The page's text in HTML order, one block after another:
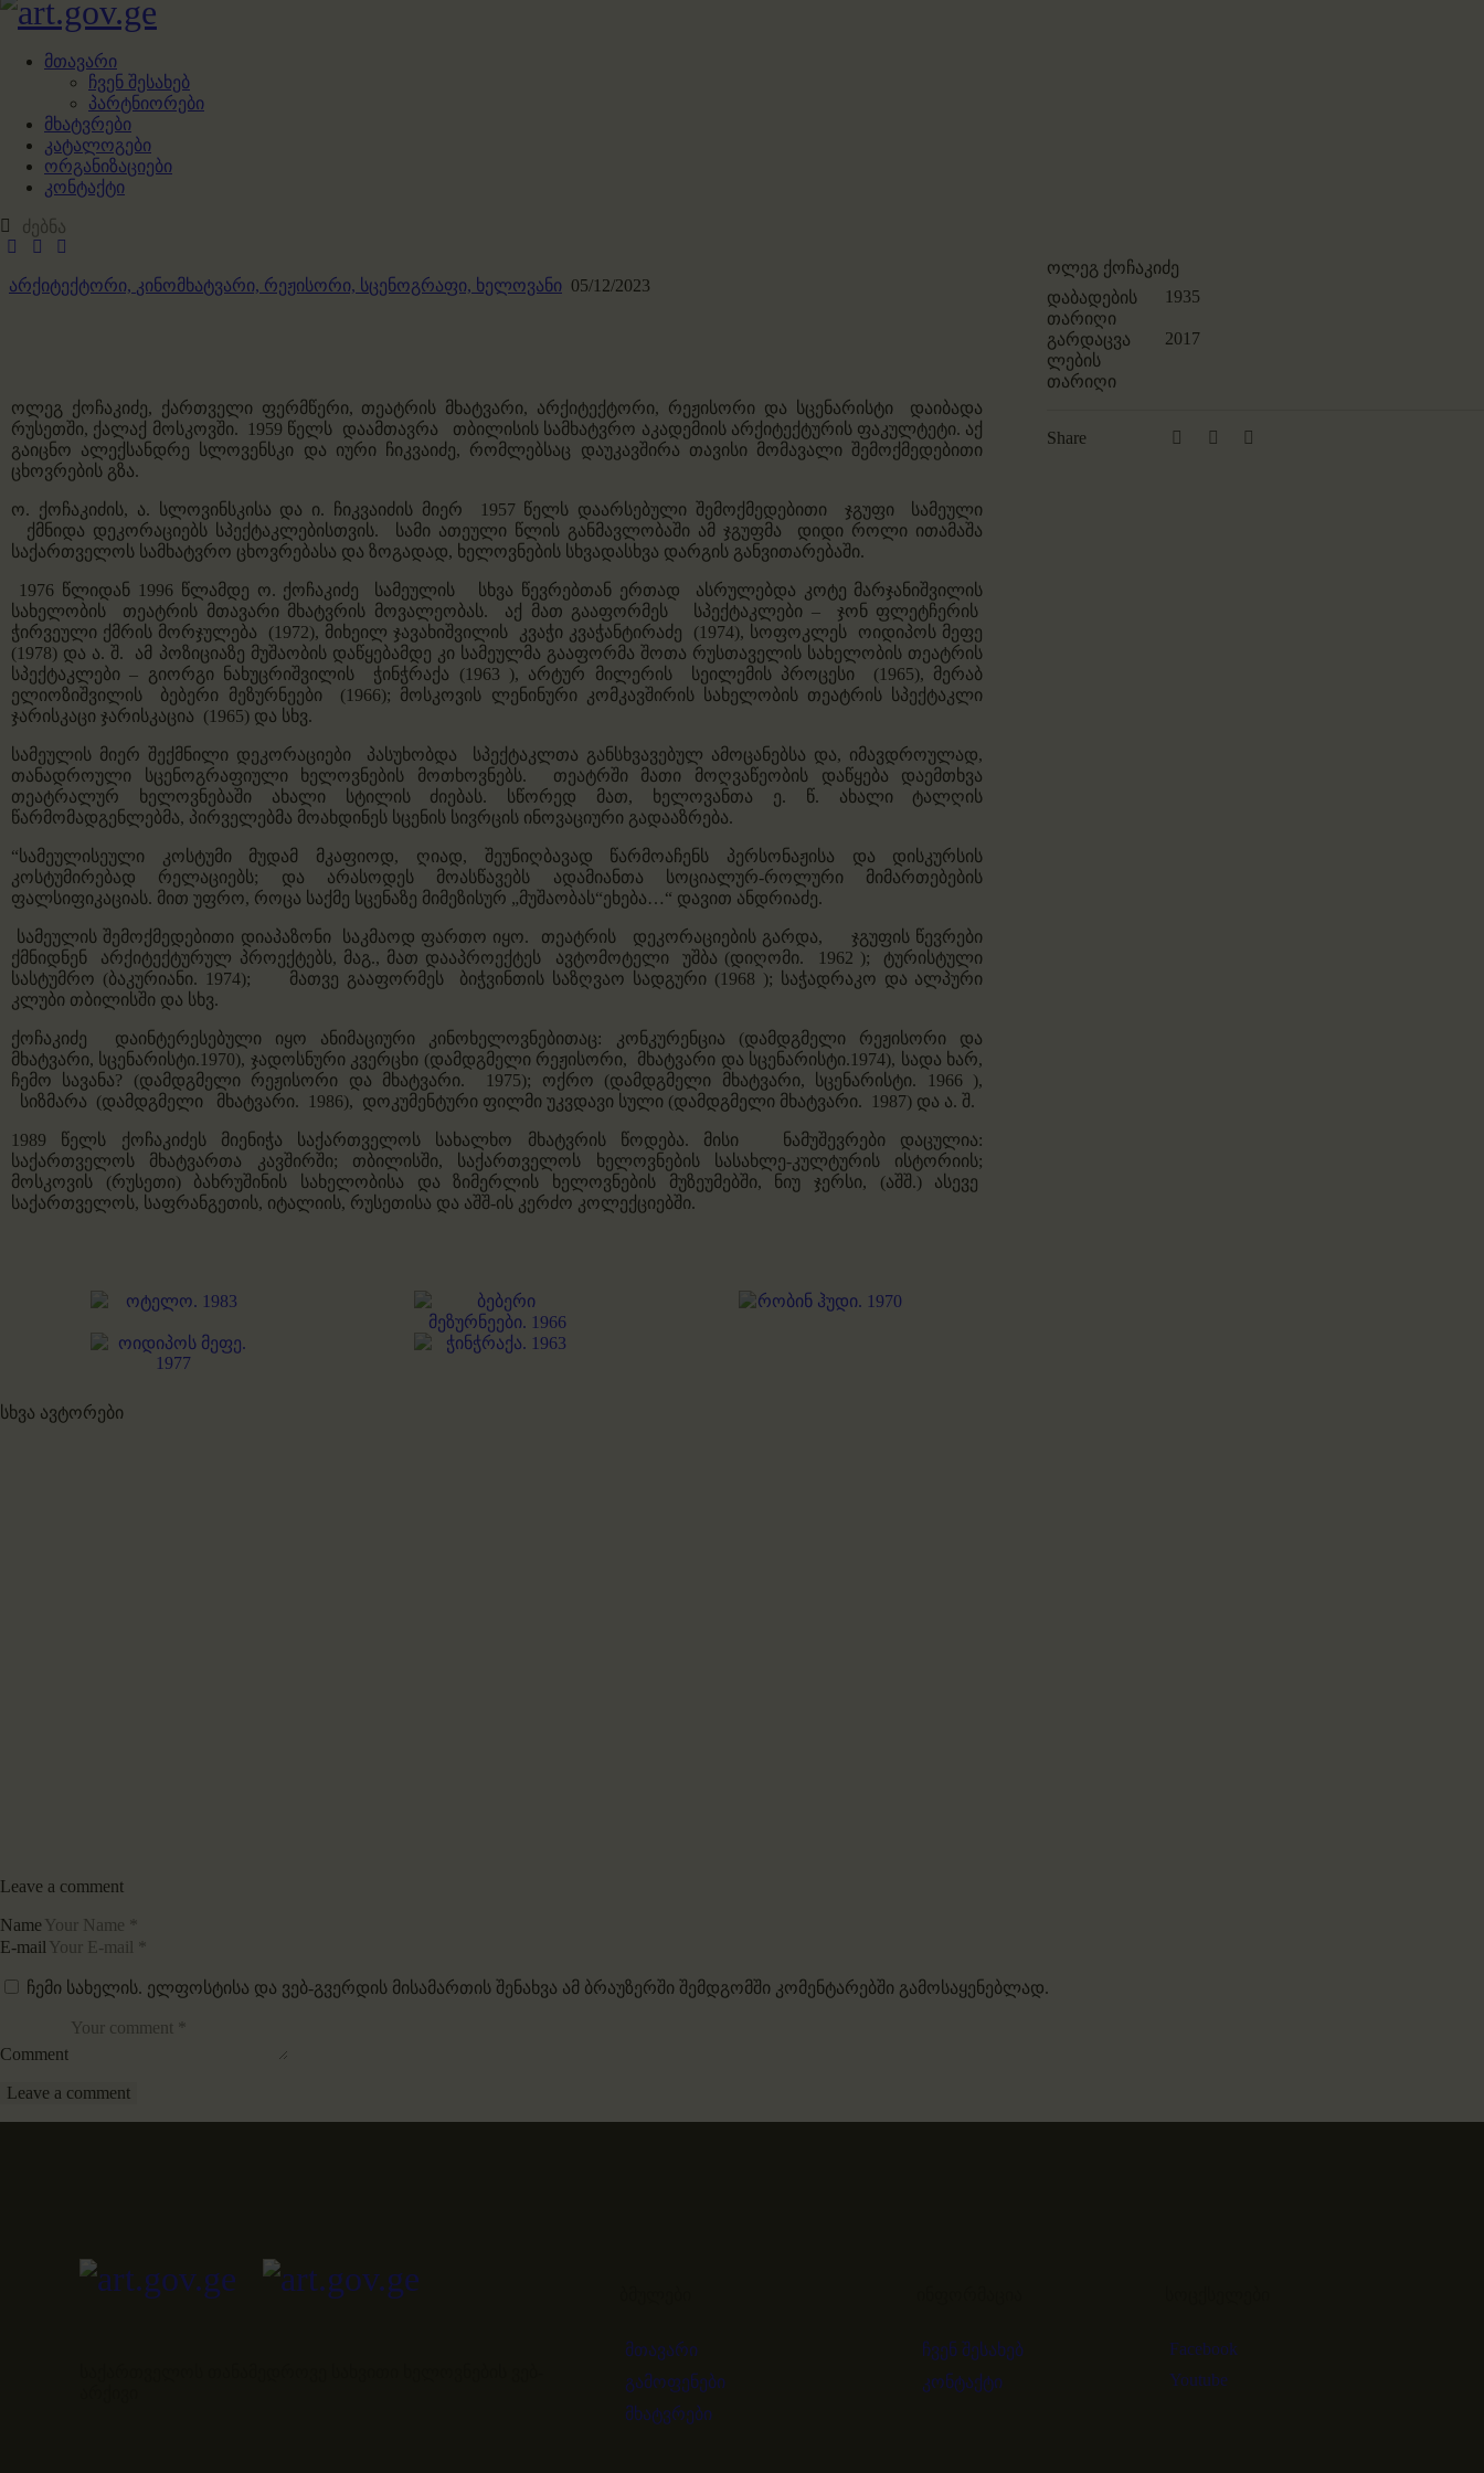
მთავარი
ჩვენ შესახებ
პარტნიორები
მხატვრები
კატალოგები
ორგანიზაციები
კონტაქტი
არქიტექტორი, კინომხატვარი, რეჟისორი, სცენოგრაფი, ხელოვანი 05/12/2023
ოლეგ ქოჩაკიძე, ქართველი ფერმწერი, თეატრის მხატვარი, არქიტექტორი, რეჟისორი და სცენარისტი დაიბადა
რუსეთში, ქალაქ მოსკოვში. 1959 წელს დაამთავრა თბილისის სამხატვრო აკადემიის არქიტექტურის ფაკულტეტი. აქ
გაიცნო ალექსანდრე სლოვენსკი და იური ჩიკვაიძე, რომლებსაც დაუკავშირა თავისი მომავალი შემოქმედებითი
ცხოვრების გზა.
ო. ქოჩაკიძის, ა. სლოვინსკისა და ი. ჩიკვაიძის მიერ 1957 წელს დაარსებული შემოქმედებითი ჯგუფი სამეული
ქმნიდა დეკორაციებს სპექტაკლებისთვის. სამი ათეული წლის განმავლობაში ამ ჯგუფმა დიდი როლი ითამაშა
საქართველოს სამხატვრო ცხოვრებასა და ზოგადად, ხელოვნების სხვადასხვა დარგის განვითარებაში.
1976 წლიდან 1996 წლამდე ო. ქოჩაკიძე სამეულის სხვა წევრებთან ერთად ასრულებდა კოტე მარჯანიშვილის
სახელობის თეატრის მთავარი მხატვრის მოვალეობას. აქ მათ გააფორმეს სპექტაკლები – ჯონ ფლეტჩერის
ჭირვეული ქმრის მორჯულება (1972), მიხეილ ჯავახიშვილის კვაჭი კვაჭანტირაძე (1974), სოფოკლეს ოიდიპოს მეფე
(1978) და ა. შ. ამ პოზიციაზე მუშაობის დაწყებამდე კი სამეულმა გააფორმა შოთა რუსთაველის სახელობის თეატრის
სპექტაკლები – გიორგი ნახუცრიშვილის ჭინჭრაქა (1963 ), არტურ მილერის სეილემის პროცესი (1965), მერაბ
ელიოზიშვილის ბებერი მეზურნეები(1966); მოსკოვის ლენინური კომკავშირის სახელობის თეატრის სპექტაკლი
ჯარისკაცი ჯარისკაცია (1965) და სხვ.
სამეულის მიერ შექმნილი დეკორაციები პასუხობდა სპექტაკლთა განსხვავებულ ამოცანებსა და, იმავდროულად,
თანადროული სცენოგრაფიული ხელოვნების მოთხოვნებს. თეატრში მათი მოღვაწეობის დაწყება დაემთხვა
თეატრალურ ხელოვნებაში ახალი სტილის ძიებას. სწორედ მათ, ხელოვანთა ე. წ. ახალი ტალღის
წარმომადგენლებმა, პირველებმა მოახდინეს სცენის სივრცის ინოვაციური გადააზრება.
“სამეულისეული კოსტუმი მუდამ მკაფიოდ, ღიად, შეუნიღბავად წარმოაჩენს პერსონაჟისა და დისკურსის
კოსტუმირებად რელაციებს; და არასოდეს მოასწავებს ადამიანთა სოციალურ-როლური მიმართებების
ფალსიფიკაციას. მით უფრო, როცა საქმე სცენაზე მიმეზისურ „მუშაობას“ეხება…“ დავით ანდრიაძე.
სამეულის შემოქმედებითი დიაპაზონი საკმაოდ ფართო იყო.
თეატრის დეკორაციების გარდა, ჯგუფის წევრები
ქმნიდნენ არქიტექტურულ პროექტებს, მაგ., მათ დააპროექტეს ავტომოტელიუშბა (დიღომი. 1962 ); ტურისტული
სასტუმრო (ბაკურიანი. 1974); მათვე გააფორმეს ბიჭვინთის საზღვაო სადგური (1968 ); საჭადრაკო და ალპური
კლუბი თბილისში და სხვ.
ქოჩაკიძე დაინტერესებული იყო ანიმაციური კინოხელოვნებითაც: კონკურენცია (დამდგმელი რეჟისორი და
მხატვარი, სცენარისტი.1970), ჯადოსნური კვერცხი (დამდგმელი რეჟისორი, მხატვარი და სცენარისტი.1974), სადა ხარ,
ჩემო სავანა? (დამდგმელი რეჟისორი და მხატვარი. 1975); ოქრო (დამდგმელი მხატვარი, სცენარისტი. 1966 ),
სიზმარა (დამდგმელი მხატვარი. 1986), დოკუმენტური ფილმი უკვდავი სული (დამდგმელი მხატვარი. 1987) და ა. შ.
1989 წელს ქოჩაკიძეს მიენიჭა საქართველოს სახალხო მხატვრის წოდება. მისი ნამუშევრები დაცულია:
საქართველოს მხატვართა კავშირში; თბილისში, საქართველოს ხელოვნების სასახლე-კულტურის ისტორიის;
მოსკოვის (რუსეთი) ბახრუშინის სახელობისა და ზიმერლის ხელოვნების მუზეუმებში, ნიუ ჯერსი, (აშშ.) ასევე
საქართველოს, საფრანგეთის, იტალიის, რუსეთისა და აშშ-ის კერძო კოლექციებში.
ოლეგ ქოჩაკიძე
დაბადების
თარიღი
1935
გარდაცვა
ლების
თარიღი
2017
Share
სხვა ავტორები
Leave a comment
Name
E-mail
ჩემი სახელის. ელფოსტისა და ვებ-გვერდის მისამართის შენახვა ამ ბრაუზერში შემდგომში კომენტარებში გამოსაყენებლად.
Comment
მთავარი
გამოფენები
მხატვრები
ჩვენ შესახებ
კონტაქტი
Facebook
Youtube